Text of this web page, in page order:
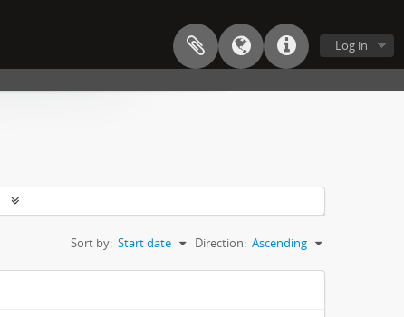
Log in
Sort by: Start date Direction: Ascending